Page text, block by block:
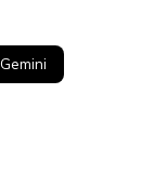
Gemini